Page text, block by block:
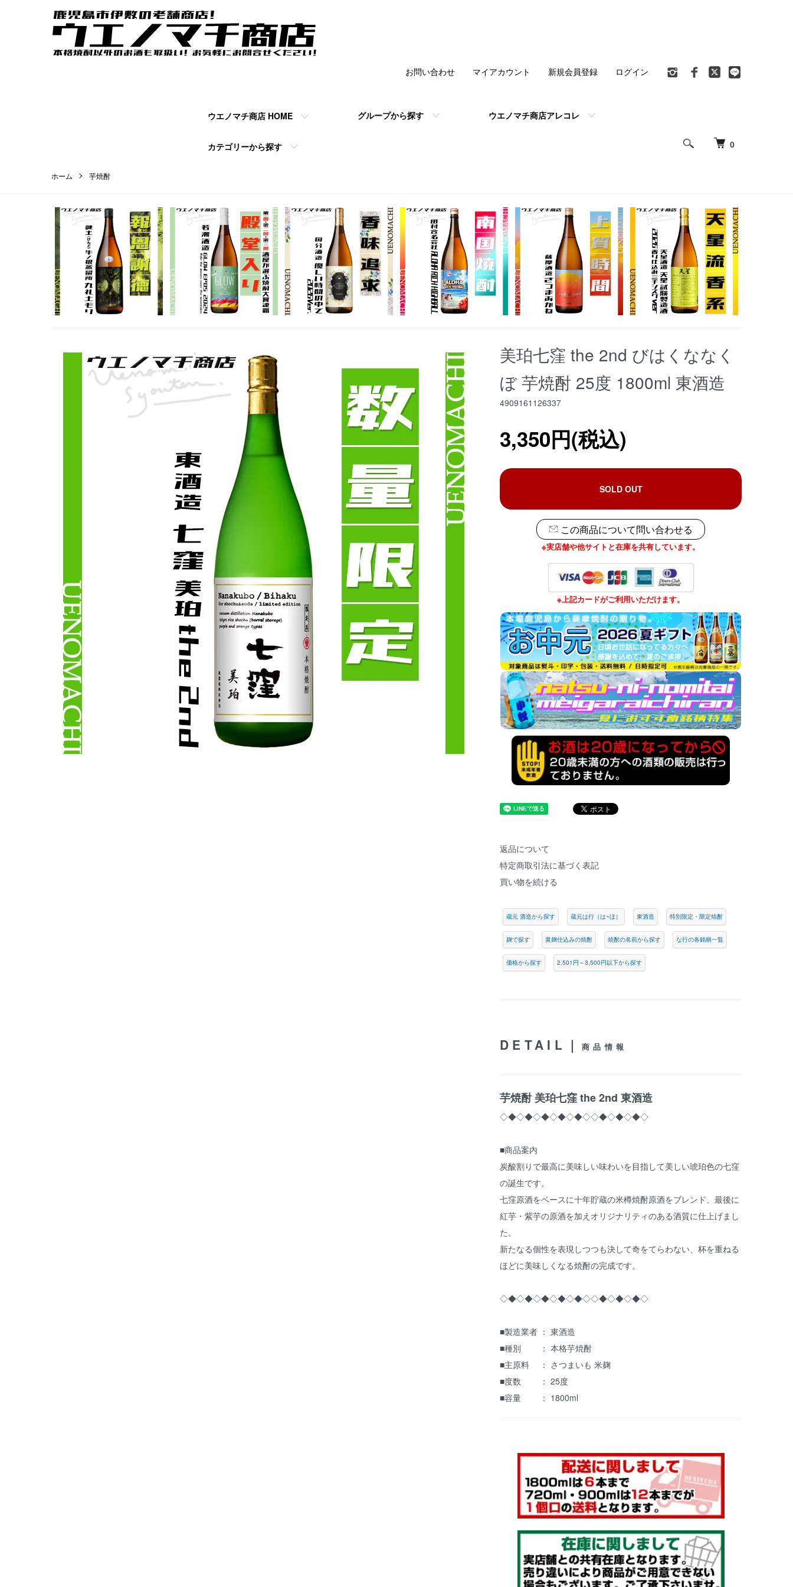
0
ウエノマチ商店 HOME
カテゴリーから探す
グループから探す ウエノマチ商店アレコレ
お問い合わせ マイアカウント 新規会員登録 ログイン
ホーム 芋焼酎
美珀七窪 the 2nd びはくななく
ぼ 芋焼酎 25度 1800ml 東酒造
4909161126337
3,350円(税込)
SOLD OUT
この商品について問い合わせる
※実店舗や他サイトと在庫を共有しています。
※上記カードがご利用いただけます。
返品について
特定商取引法に基づく表記
買い物を続ける
蔵元 酒造から探す 蔵元は行（は~ほ） 東酒造 特別限定・限定焼酎
麹で探す 黄麹仕込みの焼酎 焼酎の名前から探す な行の各銘柄一覧
価格から探す 2,501円～3,500円以下から探す
DETAIL｜商品情報
芋焼酎 美珀七窪 the 2nd 東酒造
◇◆◇◆◇◆◇◆◇◆◇◇◆◇◆◇◆◇
■商品案内
炭酸割りで最高に美味しい味わいを目指して美しい琥珀色の七窪
の誕生です。
七窪原酒をベースに十年貯蔵の米樽焼酎原酒をブレンド、最後に
紅芋・紫芋の原酒を加えオリジナリティのある酒質に仕上げまし
た。
新たなる個性を表現しつつも決して奇をてらわない、杯を重ねる
ほどに美味しくなる焼酎の完成です。
◇◆◇◆◇◆◇◆◇◆◇◇◆◇◆◇◆◇
■製造業者 ： 東酒造
■種別 ： 本格芋焼酎
■主原料 ： さつまいも 米麹
■度数 ： 25度
■容量 ： 1800ml